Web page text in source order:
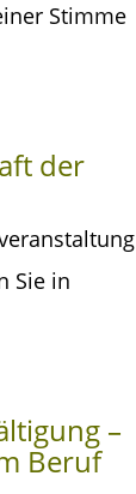
Stimme
der
Sie in
–
Beruf